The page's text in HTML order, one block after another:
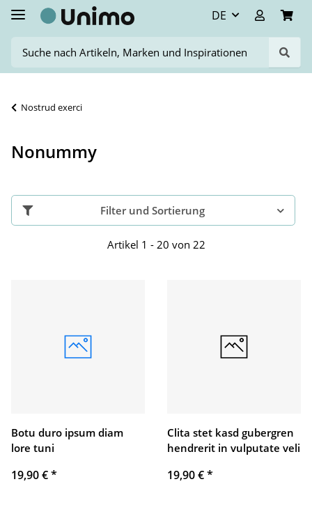
DE
Nostrud exerci
Nonummy
Filter und Sortierung
Artikel 1 - 20 von 22
Botu duro ipsum diam
lore tuni
19,90 €*
Clita stet kasd gubergren
hendrerit in vulputate veli
19,90 €*